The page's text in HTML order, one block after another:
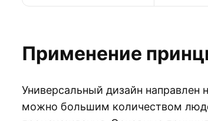
Применение
Универсальный дизайн направлен
можно большим количеством